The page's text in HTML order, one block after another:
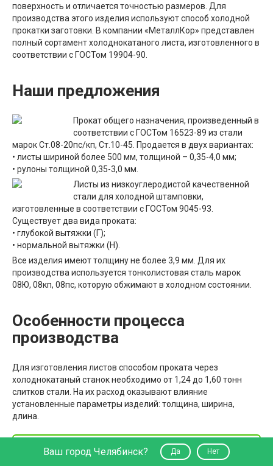
поверхность и отличается точностью размеров. Для
производства этого изделия используют способ холодной
прокатки заготовки. В компании «МеталлКор» представлен
полный сортамент холоднокатаного листа, изготовленного в
соответствии с ГОСТом 19904-90.
Наши предложения
Прокат общего назначения, произведенный в
соответствии с ГОСТом 16523-89 из стали
марок Ст.08-20пс/кп, Ст.10-45. Продается в двух вариантах:
• листы шириной более 500 мм, толщиной – 0,35-4,0 мм;
• рулоны толщиной 0,35-3,0 мм.
Листы из низкоуглеродистой качественной
стали для холодной штамповки,
изготовленные в соответствии с ГОСТом 9045-93.
Существует два вида проката:
• глубокой вытяжки (Г);
• нормальной вытяжки (Н).
Все изделия имеют толщину не более 3,9 мм. Для их
производства используется тонколистовая сталь марок
08Ю, 08кп, 08пс, которую обжимают в холодном состоянии.
Особенности процесса
производства
Для изготовления листов способом проката через
холоднокатаный станок необходимо от 1,24 до 1,60 тонн
слитков стали. На их расход оказывают влияние
установленные параметры изделий: толщина, ширина,
длина.
Производство холоднокатаных листов
имеет одну особенность: первичный
Ваш город Челябинск? Да Нет